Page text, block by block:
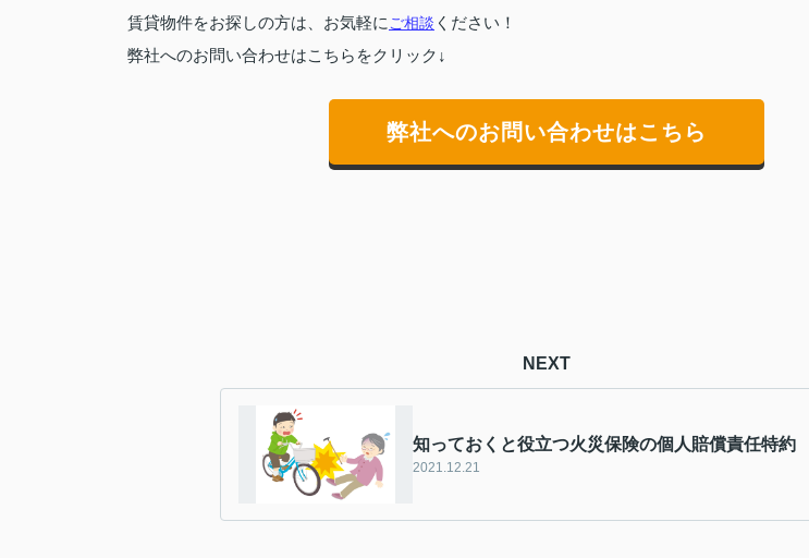
賃貸物件をお探しの方は、お気軽に ご相談 ください！
弊社へのお問い合わせはこちらをクリック↓
弊社へのお問い合わせはこちら
NEXT
知っておくと役立つ火災保険の個人賠償責任特約
2021.12.21